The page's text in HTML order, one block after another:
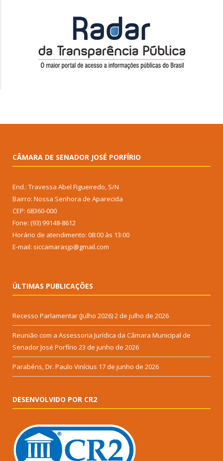
CÂMARA DE SENADOR JOSÉ PORFÍRIO
End.: Travessa Abel Figueiredo, S/N
Bairro: Nossa Senhora de Aparecida
CEP: 68360-000
Fone: (93) 99148-8612
Horário de atendimento: 08:00 às 13:00
E-mail: siccamarasjp@gmail.com
ÚLTIMAS PUBLICAÇÕES
Recesso Parlamentar (Julho 2026)2 de julho de 2026
Reunião com a Assessoria Jurídica da Câmara Municipal de
Senador José Porfírio 23 de junho de 2026
Parabéns, Dr. Paulo Vinícius 17 de junho de 2026
DESENVOLVIDO POR CR2